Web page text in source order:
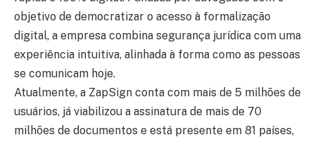
objetivo de democratizar o acesso à formalização
digital, a empresa combina segurança jurídica com uma
experiência intuitiva, alinhada à forma como as pessoas
se comunicam hoje.
Atualmente, a ZapSign conta com mais de 5 milhões de
usuários, já viabilizou a assinatura de mais de 70
milhões de documentos e está presente em 81 países,